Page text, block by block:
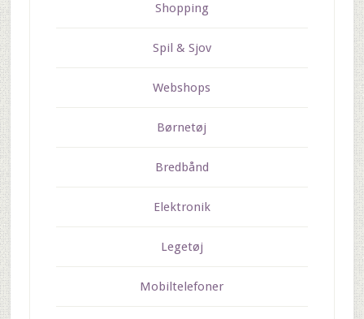
Shopping
Spil & Sjov
Webshops
Børnetøj
Bredbånd
Elektronik
Legetøj
Mobiltelefoner